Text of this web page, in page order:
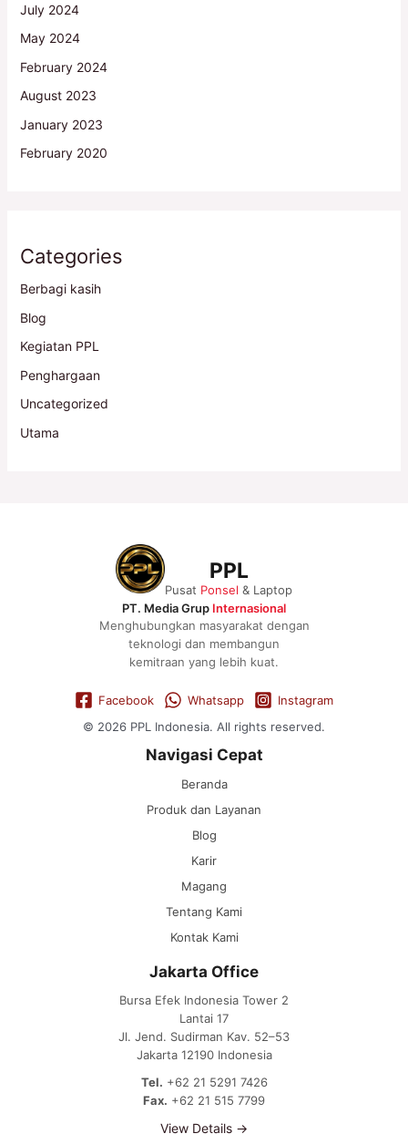
July 2024
May 2024
February 2024
August 2023
January 2023
February 2020
Categories
Berbagi kasih
Blog
Kegiatan PPL
Penghargaan
Uncategorized
Utama
PPL
Pusat Ponsel & Laptop
PT. Media Grup Internasional
Menghubungkan masyarakat dengan
teknologi dan membangun
kemitraan yang lebih kuat.
Facebook Whatsapp
Instagram
© 2026 PPL Indonesia. All rights reserved.
Navigasi Cepat
Beranda
Produk dan Layanan
Blog
Karir
Magang
Tentang Kami
Kontak Kami
Jakarta Office
Bursa Efek Indonesia Tower 2
Lantai 17
Jl. Jend. Sudirman Kav. 52–53
Jakarta 12190 Indonesia
Tel. +62 21 5291 7426
Fax. +62 21 515 7799
View Details →